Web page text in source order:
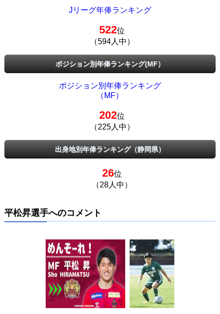
Jリーグ年俸ランキング
522位
（594人中）
ポジション別年俸ランキング(MF）
ポジション別年俸ランキング
（MF）
202位
（225人中）
出身地別年俸ランキング（静岡県）
26位
（28人中）
平松昇選手へのコメント